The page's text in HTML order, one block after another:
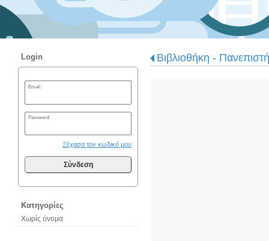
Login
Email:
Password:
Ξέχασα τον κωδικό μου
Σύνδεση
Κατηγορίες
Χωρίς όνομα
Βιβλιοθήκη -